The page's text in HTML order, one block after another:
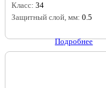
Класс: 34
Защитный слой, мм: 0.5
Подробнее